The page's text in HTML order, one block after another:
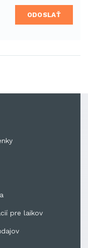
ODOSLAŤ
pre laikov